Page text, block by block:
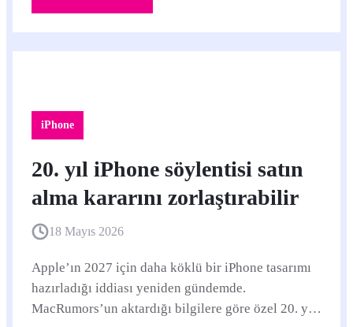
iPhone
20. yıl iPhone söylentisi satın
alma kararını zorlaştırabilir
18 Mayıs 2026
Apple’ın 2027 için daha köklü bir iPhone tasarımı
hazırladığı iddiası yeniden gündemde.
MacRumors’un aktardığı bilgilere göre özel 20. yıl